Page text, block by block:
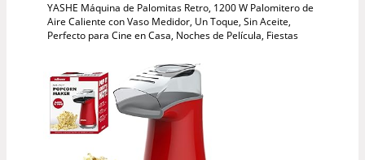
YASHE Máquina de Palomitas Retro, 1200 W Palomitero de
Aire Caliente con Vaso Medidor, Un Toque, Sin Aceite,
Perfecto para Cine en Casa, Noches de Película, Fiestas